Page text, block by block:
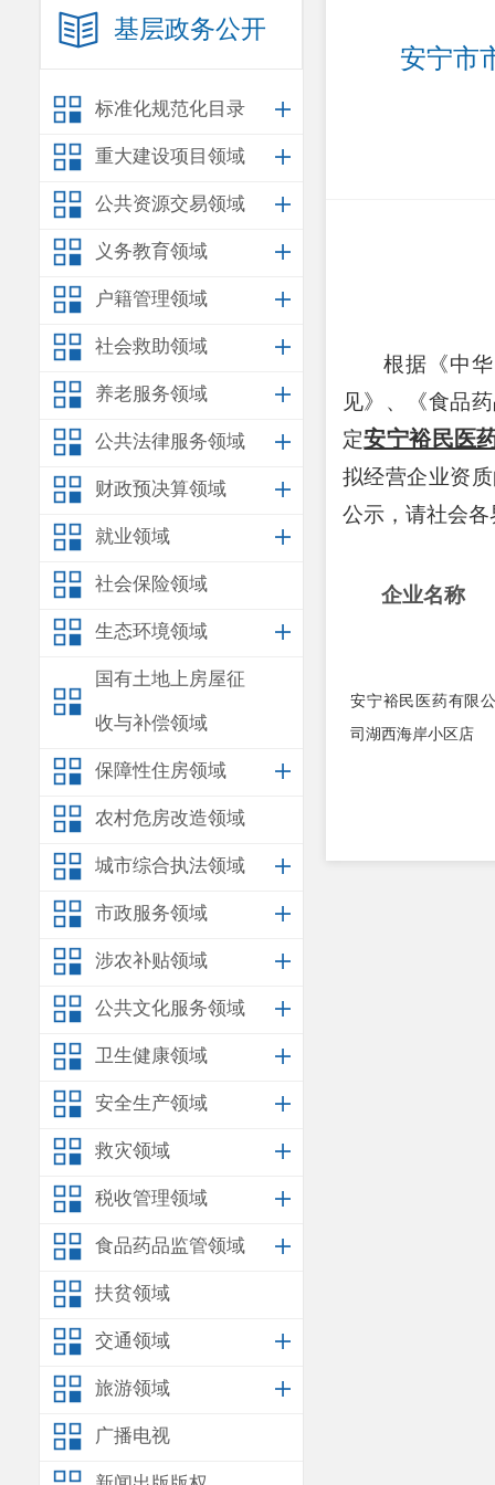
基层政务公开
标准化规范化目录
重大建设项目领域
公共资源交易领域
义务教育领域
户籍管理领域
社会救助领域
养老服务领域
公共法律服务领域
财政预决算领域
就业领域
社会保险领域
生态环境领域
国有土地上房屋征
收与补偿领域
保障性住房领域
农村危房改造领域
城市综合执法领域
市政服务领域
涉农补贴领域
公共文化服务领域
卫生健康领域
安全生产领域
救灾领域
税收管理领域
食品药品监管领域
扶贫领域
交通领域
旅游领域
广播电视
安宁市
根据《中
见》 、
《食品
定安宁裕民医
拟经营企业资质
公示，请社会
企业名称
安宁裕民医药有限公
司湖西海岸小区店